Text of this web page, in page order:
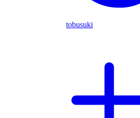
tobusuki